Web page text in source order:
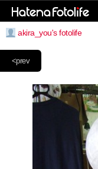
akira_you's fotolife
<prev